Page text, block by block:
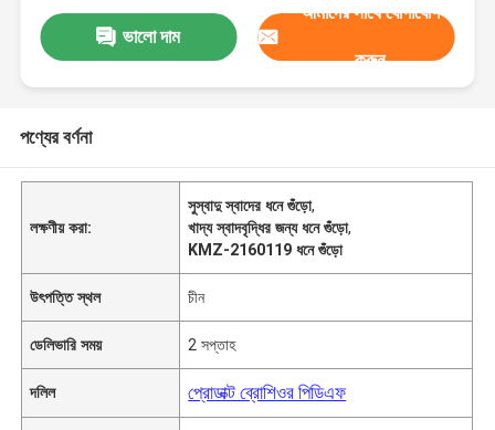
ভালো দাম
আমাদের সাথে যোগাযোগ
করুন
পণ্যের বর্ণনা
লক্ষণীয় করা:
সুস্বাদু স্বাদের ধনে গুঁড়ো,
খাদ্য স্বাদবৃদ্ধির জন্য ধনে গুঁড়ো,
KMZ-2160119 ধনে গুঁড়ো
উৎপত্তি স্থল চীন
ডেলিভারি সময় 2 সপ্তাহ
দলিল প্রোডাক্ট ব্রোশিওর পিডিএফ